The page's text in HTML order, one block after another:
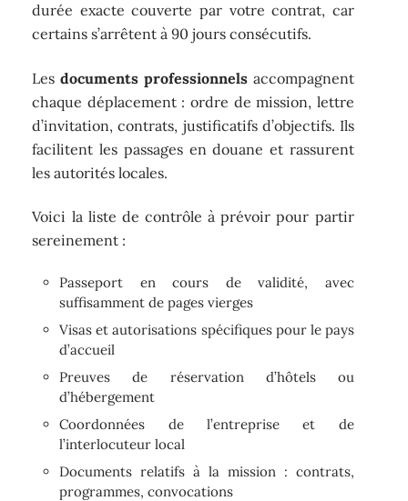
durée exacte couverte par votre contrat, car
certains s’arrêtent à 90 jours consécutifs.
Lesdocuments professionnelsaccompagnent
chaque déplacement : ordre de mission, lettre
d’invitation, contrats, justificatifs d’objectifs. Ils
facilitent les passages en douane et rassurent
les autorités locales.
Voici la liste de contrôle à prévoir pour partir
sereinement :
Passeport en cours de validité, avec
suffisamment de pages vierges
Visas et autorisations spécifiques pour le pays
d’accueil
Preuves de réservation d’hôtels ou
d’hébergement
Coordonnées de l’entreprise et de
l’interlocuteur local
Documents relatifs à la mission : contrats,
programmes, convocations